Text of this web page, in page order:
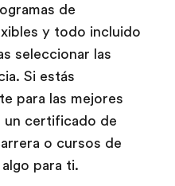
de
y todo incluido
seleccionar las
Si estás
para las mejores
un certificado de
o cursos de
para ti.